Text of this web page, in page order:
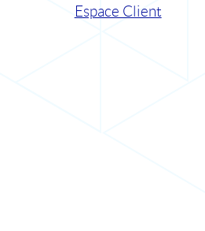
Espace Client